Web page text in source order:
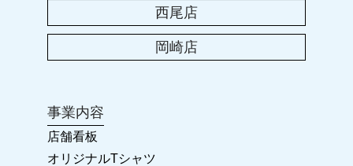
2023年 ゴールデンウィークのお休み
2023.01.25
2022.11.23
2022-2023 年末年始のお休み
西尾店
岡崎店
事業内容
店舗看板
オリジナルTシャツ